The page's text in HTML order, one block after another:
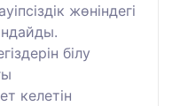
жөніндегі
білу
келетін